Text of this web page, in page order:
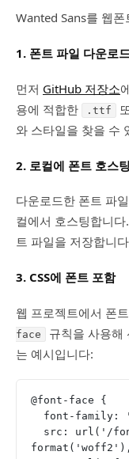
Wanted Sans를 웹
1. 폰트 파일 다운로
먼저 GitHub 저장소
용에 적합한
.ttf
와 스타일을 찾을 수
2. 로컬에 폰트 호스팅
다운로드한 폰트 파
컬에서 호스팅합니
트 파일을 저장합니
3. CSS에 폰트 포함
웹 프로젝트에서 폰
face
규칙을 사용해
는 예시입니다:
@font-face {
font-family:
format('woff2'),